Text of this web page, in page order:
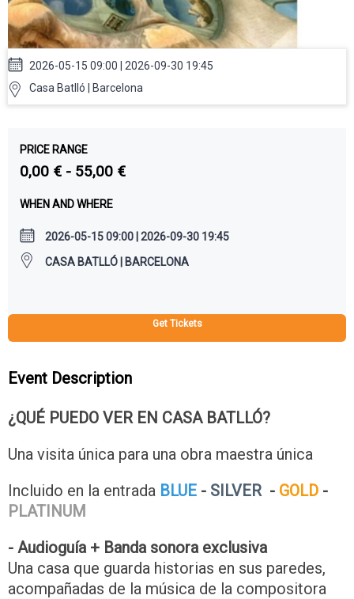
2026-05-15 09:00 | 2026-09-30 19:45
Casa Batlló | Barcelona
PRICE RANGE
0,00 € - 55,00 €
WHEN AND WHERE
2026-05-15 09:00 | 2026-09-30 19:45
CASA BATLLÓ | BARCELONA
Get Tickets
Event Description
¿QUÉ PUEDO VER EN CASA BATLLÓ?
Una visita única para una obra maestra única
Incluido en la entrada BLUE - SILVER- GOLD -
PLATINUM
- Audioguía + Banda sonora exclusiva
Una casa que guarda historias en sus paredes,
acompañadas de la música de la compositora